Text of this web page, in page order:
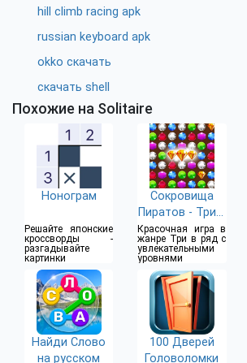
hill climb racing apk
russian keyboard apk
okko скачать
скачать shell
Похожие на Solitaire
Нонограм
Решайте японские
кроссворды -
разгадывайте
картинки
Сокровища
Пиратов - Три в
Ряд
Красочная игра в
жанре Три в ряд с
увлекательными
уровнями
Найди Слово
на русском
100 Дверей
Головоломки